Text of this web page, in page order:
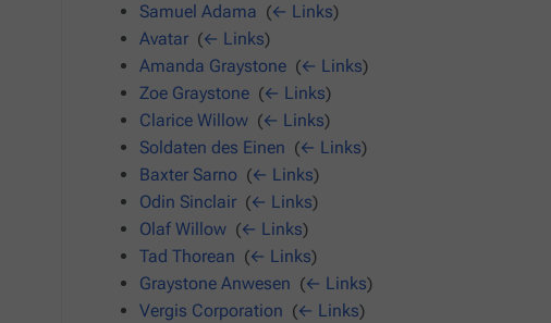
Samuel Adama (← Links)
Avatar (← Links)
Amanda Graystone (← Links)
Zoe Graystone (← Links)
Clarice Willow (← Links)
Soldaten des Einen (← Links)
Baxter Sarno (← Links)
Odin Sinclair (← Links)
Olaf Willow (← Links)
Tad Thorean (← Links)
Graystone Anwesen (← Links)
Vergis Corporation (← Links)